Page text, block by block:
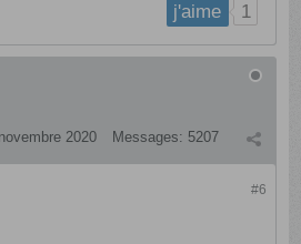
j'aime 1
novembre 2020 Messages: 5207
#6